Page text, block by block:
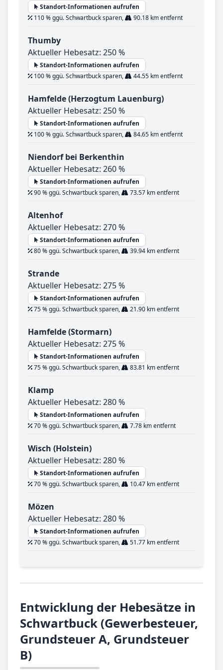
Standort-Informationen aufrufen
110 % ggü. Schwartbuck sparen,
90.18 km entfernt
Thumby
Aktueller Hebesatz: 250 %
Standort-Informationen aufrufen
100 % ggü. Schwartbuck sparen,
44.55 km entfernt
Hamfelde (Herzogtum Lauenburg)
Aktueller Hebesatz: 250 %
Standort-Informationen aufrufen
100 % ggü. Schwartbuck sparen,
84.65 km entfernt
Niendorf bei Berkenthin
Aktueller Hebesatz: 260 %
Standort-Informationen aufrufen
90 % ggü. Schwartbuck sparen,
73.57 km entfernt
Altenhof
Aktueller Hebesatz: 270 %
Standort-Informationen aufrufen
80 % ggü. Schwartbuck sparen,
39.94 km entfernt
Strande
Aktueller Hebesatz: 275 %
Standort-Informationen aufrufen
75 % ggü. Schwartbuck sparen,
21.90 km entfernt
Hamfelde (Stormarn)
Aktueller Hebesatz: 275 %
Standort-Informationen aufrufen
75 % ggü. Schwartbuck sparen,
83.81 km entfernt
Klamp
Aktueller Hebesatz: 280 %
Standort-Informationen aufrufen
70 % ggü. Schwartbuck sparen,
7.78 km entfernt
Wisch (Holstein)
Aktueller Hebesatz: 280 %
Standort-Informationen aufrufen
70 % ggü. Schwartbuck sparen,
10.47 km entfernt
Mözen
Aktueller Hebesatz: 280 %
Standort-Informationen aufrufen
70 % ggü. Schwartbuck sparen,
51.77 km entfernt
Entwicklung der Hebesätze in
Schwartbuck (Gewerbesteuer,
Grundsteuer A, Grundsteuer
B)